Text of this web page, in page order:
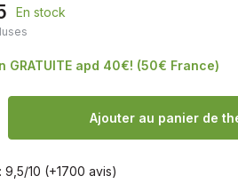
En stock
GRATUITE apd 40€! (50€ France)
Ajouter au panier de
9,5/10 (+1700 avis)